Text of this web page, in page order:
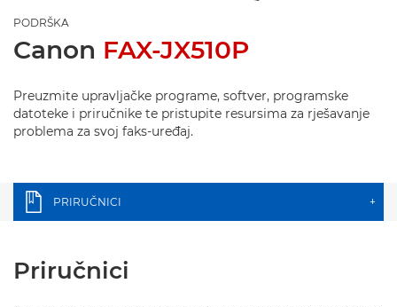
PODRŠKA
Canon FAX-JX510P
Preuzmite upravljačke programe, softver, programske
datoteke i priručnike te pristupite resursima za rješavanje
problema za svoj faks-uređaj.
PRIRUČNICI +
Priručnici